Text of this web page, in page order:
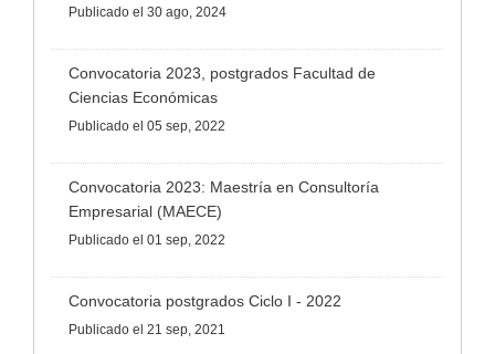
Publicado el 30 ago, 2024
Convocatoria 2023, postgrados Facultad de
Ciencias Económicas
Publicado el 05 sep, 2022
Convocatoria 2023: Maestría en Consultoría
Empresarial (MAECE)
Publicado el 01 sep, 2022
Convocatoria postgrados Ciclo I - 2022
Publicado el 21 sep, 2021